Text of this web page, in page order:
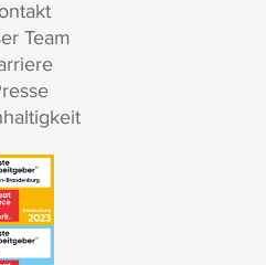
Team